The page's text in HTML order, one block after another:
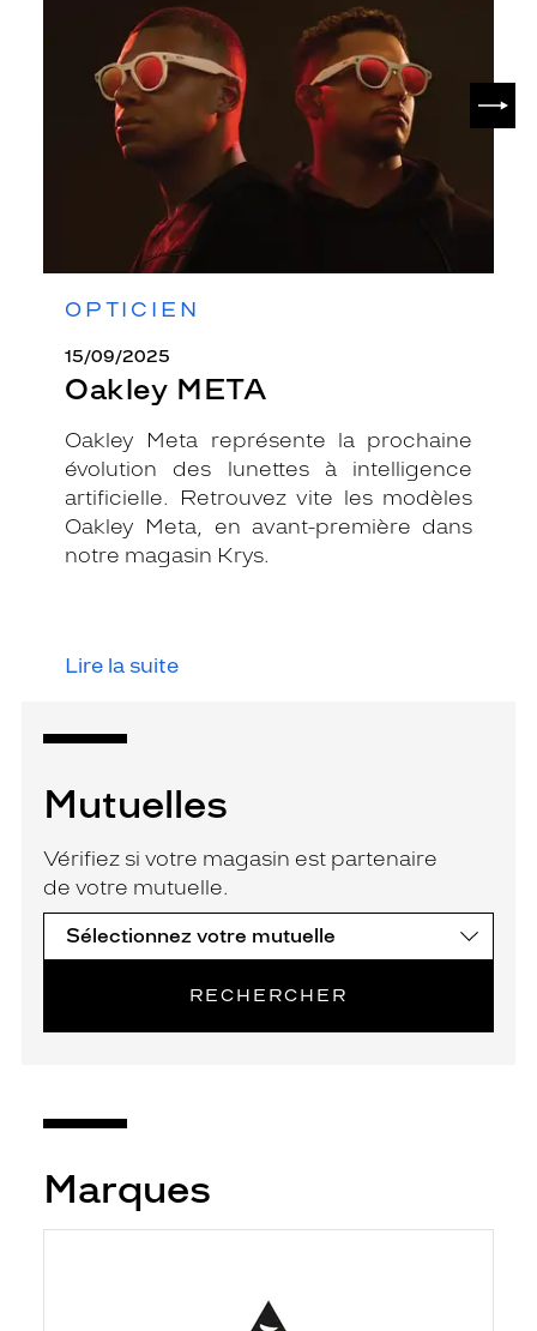
OPTICIEN
15/09/2025
Oakley META
Oakley Meta représente la prochaine
évolution des lunettes à intelligence
artificielle. Retrouvez vite les modèles
Oakley Meta, en avant-première dans
notre magasin Krys.
Lire la suite
Mutuelles
Vérifiez si votre magasin est partenaire
de votre mutuelle.
RECHERCHER
Marques